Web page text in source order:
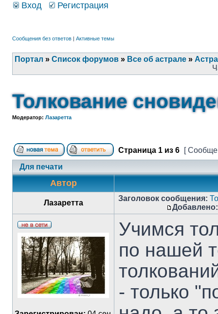
Вход Регистрация
Сообщения без ответов | Активные темы
Портал » Список форумов » Все об астрале »
Толкование
Модератор: Лазаретта
Страница 1 из 6
[
Для печати
Автор
Лазаретта
Заголовок сообщения:
Добавлено:
Учимся
по нашей
- только